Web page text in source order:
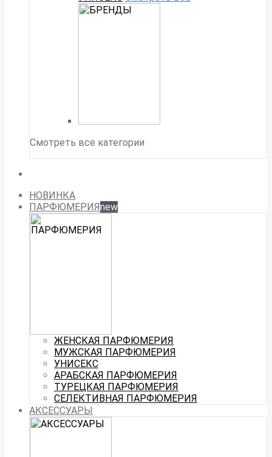
Смотреть все категории
НОВИНКА
ПАРФЮМЕРИЯnew
ЖЕНСКАЯ ПАРФЮМЕРИЯ
МУЖСКАЯ ПАРФЮМЕРИЯ
УНИСЕКС
АРАБСКАЯ ПАРФЮМЕРИЯ
ТУРЕЦКАЯ ПАРФЮМЕРИЯ
СЕЛЕКТИВНАЯ ПАРФЮМЕРИЯ
АКСЕССУАРЫ